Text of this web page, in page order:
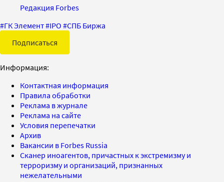
Редакция Forbes
#ГК Элемент#IPO #СПБ Биржа
Подписаться
Информация:
Контактная информация
Правила обработки
Реклама в журнале
Реклама на сайте
Условия перепечатки
Архив
Вакансии в Forbes Russia
Сканер иноагентов, причастных к экстремизму и
терроризму и организаций, признанных
нежелательными